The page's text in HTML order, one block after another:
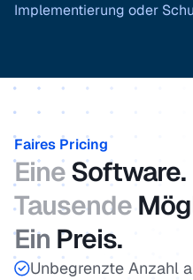
Implementierung oder
Faires Pricing
EineSoftware.
Tausende
Ein Preis.
Unbegrenzte Anzahl